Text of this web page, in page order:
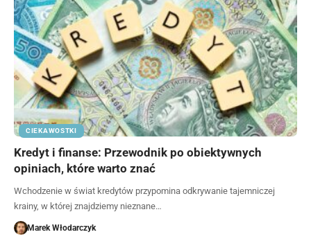
CIEKAWOSTKI
Kredyt i finanse: Przewodnik po obiektywnych
opiniach, które warto znać
Wchodzenie w świat kredytów przypomina odkrywanie tajemniczej
krainy, w której znajdziemy nieznane…
Marek Włodarczyk